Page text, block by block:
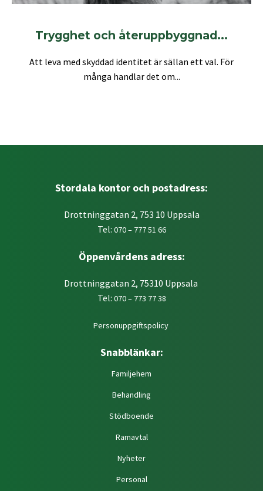
Trygghet och återuppbyggnad...
Att leva med skyddad identitet är sällan ett val. För
många handlar det om...
Stordala kontor och postadress:
Drottninggatan 2, 753 10 Uppsala
Tel: 070 – 777 51 66
Öppenvårdens adress:
Drottninggatan 2, 75310 Uppsala
Tel: 070 – 773 77 38
Personuppgiftspolicy
Snabblänkar:
Familjehem
Behandling
Stödboende
Ramavtal
Nyheter
Personal